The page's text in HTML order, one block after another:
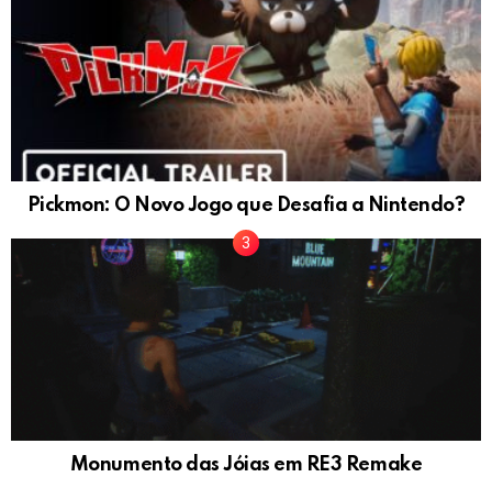
Pickmon: O Novo Jogo que Desafia a Nintendo?
Monumento das Jóias em RE3 Remake